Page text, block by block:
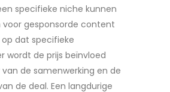
specifieke niche kunnen
gesponsorde content
dat specifieke
wordt de prijs beïnvloed
de samenwerking en de
de deal. Een langdurige